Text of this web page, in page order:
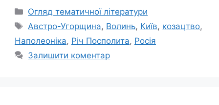
Категорії
Огляд тематичної літератури
Позначки
Австро-Угорщина, Волинь, Київ, козацтво,
Наполеоніка, Річ Посполита, Росія
Залишити коментар